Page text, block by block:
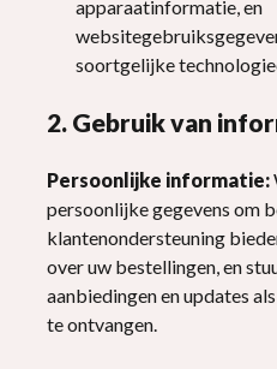
apparaatinformatie, en
soortgelijke
2. Gebruik van
Persoonlijke informatie:
persoonlijke gegevens om
klantenondersteuning
over uw bestellingen, en
aanbiedingen en updates
te ontvangen.